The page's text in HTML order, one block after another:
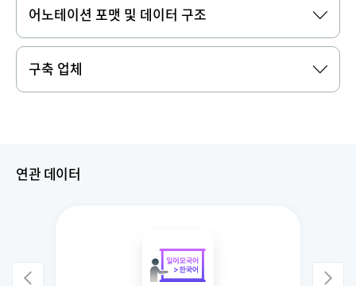
어노테이션 포맷 및 데이터 구조
구축 업체
연관 데이터